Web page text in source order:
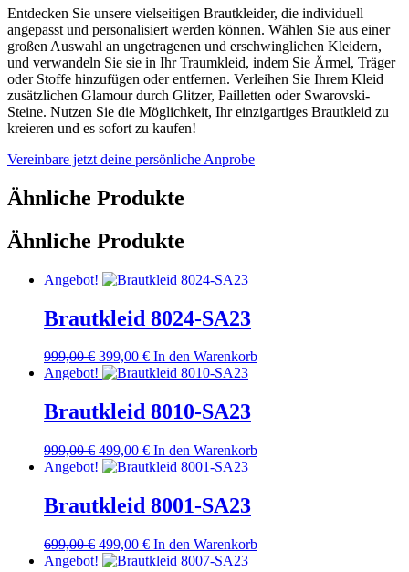
Entdecken Sie unsere vielseitigen Brautkleider, die individuell
angepasst und personalisiert werden können. Wählen Sie aus einer
großen Auswahl an ungetragenen und erschwinglichen Kleidern,
und verwandeln Sie sie in Ihr Traumkleid, indem Sie Ärmel, Träger
oder Stoffe hinzufügen oder entfernen. Verleihen Sie Ihrem Kleid
zusätzlichen Glamour durch Glitzer, Pailletten oder Swarovski-
Steine. Nutzen Sie die Möglichkeit, Ihr einzigartiges Brautkleid zu
kreieren und es sofort zu kaufen!
Vereinbare jetzt deine persönliche Anprobe
Ähnliche Produkte
Ähnliche Produkte
Angebot!
Brautkleid 8024-SA23
999,00€ Ursprünglicher
Preis
999,00 €
399,00 €Aktueller
Preis
399,00 €.
In den Warenkorb
Angebot!
Brautkleid 8010-SA23
999,00€ Ursprünglicher
Preis
999,00 €
499,00 €Aktueller
Preis
499,00 €.
In den Warenkorb
Angebot!
Brautkleid 8001-SA23
699,00€ Ursprünglicher
Preis
499,00 €Aktueller
Preis
In den Warenkorb
Angebot!